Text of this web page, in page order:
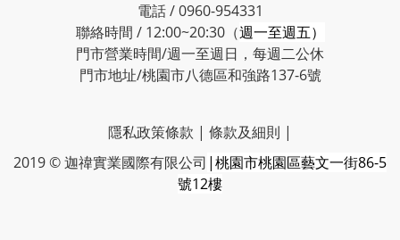
電話 / 0960-954331
聯絡時間 / 12:00~20:30（週一至週五）
門市營業時間/週一至週日，每週二公休
門市地址/桃園市八德區和強路137-6號
隱私政策條款 | 條款及細則 |
2019 © 迦禕實業國際有限公司 |桃園市桃園區藝文一街86-5
號12樓